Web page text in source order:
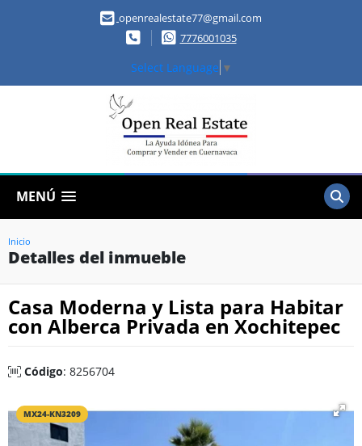
openrealestate77@gmail.com
7776001035
Select Language ▼
MENÚ
Inicio
Detalles del inmueble
Casa Moderna y Lista para Habitar
con Alberca Privada en Xochitepec
Código: 8256704
MX24-KN3209